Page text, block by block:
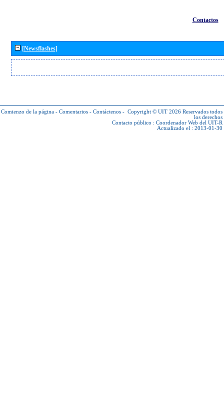
Contactos
[Newsflashes]
Comienzo de la página - Comentarios - Contáctenos - Copyright © UIT 2026 Reservados todos
los derechos
Contacto público : Coordenador Web del UIT-R
Actualizado el : 2013-01-30